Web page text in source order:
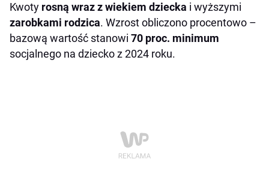
Kwoty rosną wraz zwiekiem dziecka i wyższymi
zarobkami rodzica. Wzrost obliczono procentowo –
bazową wartość stanowi 70 proc. minimum
socjalnego na dziecko z 2024 roku.